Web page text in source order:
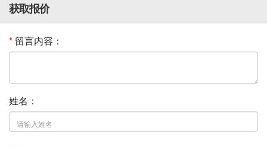
获取报价
* 留言内容：
姓名：